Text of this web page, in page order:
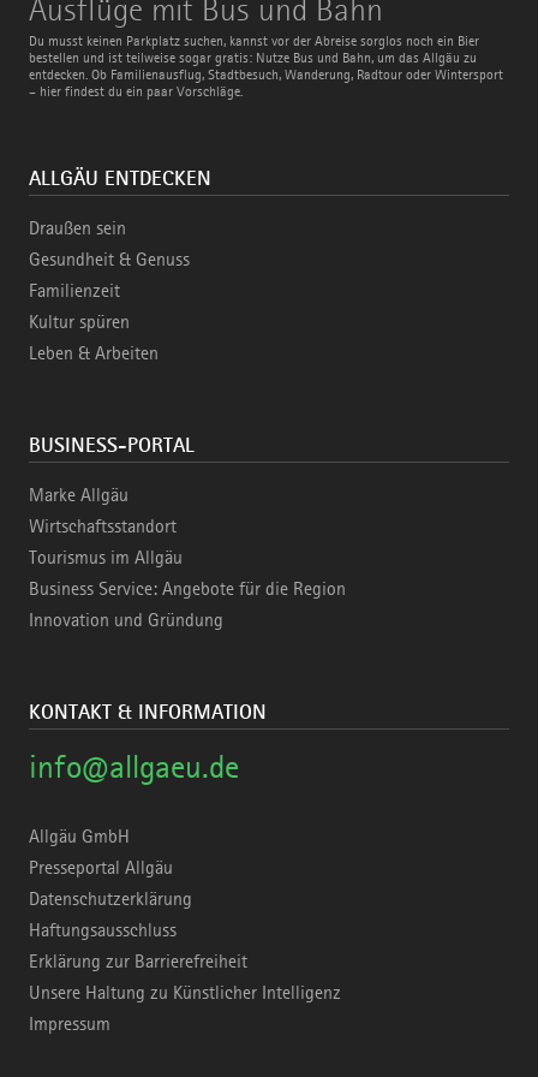
Ausflüge mit Bus und Bahn
Du musst keinen Parkplatz suchen, kannst vor der Abreise sorglos noch ein Bier
bestellen und ist teilweise sogar gratis: Nutze Bus und Bahn, um das Allgäu zu
entdecken. Ob Familienausflug, Stadtbesuch, Wanderung, Radtour oder Wintersport
– hier findest du ein paar Vorschläge.
mit
Bus
und
Bahn
ALLGÄU ENTDECKEN
Draußen sein
Gesundheit & Genuss
Familienzeit
Kultur spüren
Leben & Arbeiten
BUSINESS-PORTAL
Marke Allgäu
Wirtschaftsstandort
Tourismus im Allgäu
Business Service: Angebote für die Region
Innovation und Gründung
KONTAKT & INFORMATION
info@allgaeu.de
Allgäu GmbH
Presseportal Allgäu
Datenschutzerklärung
Haftungsausschluss
Erklärung zur Barrierefreiheit
Unsere Haltung zu Künstlicher Intelligenz
Impressum